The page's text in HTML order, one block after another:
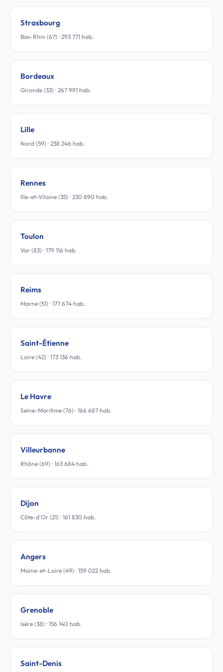
Strasbourg
Bas-Rhin (67) · 293 771 hab.
Bordeaux
Gironde (33) · 267 991 hab.
Lille
Nord (59) · 238 246 hab.
Rennes
Ille-et-Vilaine (35) · 230 890 hab.
Toulon
Var (83) · 179 116 hab.
Reims
Marne (51) · 177 674 hab.
Saint-Étienne
Loire (42) · 173 136 hab.
Le Havre
Seine-Maritime (76) · 166 687 hab.
Villeurbanne
Rhône (69) · 163 684 hab.
Dijon
Côte-d'Or (21) · 161 830 hab.
Angers
Maine-et-Loire (49) · 159 022 hab.
Grenoble
Isère (38) · 156 140 hab.
Saint-Denis